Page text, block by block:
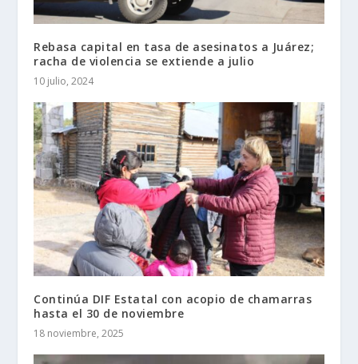
Rebasa capital en tasa de asesinatos a Juárez;
racha de violencia se extiende a julio
10 julio, 2024
Continúa DIF Estatal con acopio de chamarras
hasta el 30 de noviembre
18 noviembre, 2025